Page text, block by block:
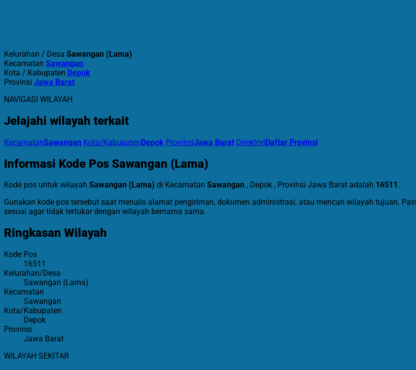
Kelurahan / Desa Sawangan (Lama)
Kecamatan Sawangan
Kota / Kabupaten Depok
Provinsi Jawa Barat
NAVIGASI WILAYAH
Jelajahi wilayah terkait
KecamatanSawangan Kota/KabupatenDepok ProvinsiJawa Barat DirektoriDaftar Provinsi
Informasi Kode Pos Sawangan (Lama)
Kode pos untuk wilayah Sawangan (Lama) di Kecamatan Sawangan , Depok , Provinsi Jawa Barat adalah 16511 .
Gunakan kode pos tersebut saat menulis alamat pengiriman, dokumen administrasi, atau mencari wilayah tujuan.
sesuai agar tidak tertukar dengan wilayah bernama sama.
Ringkasan Wilayah
Kode Pos
16511
Kelurahan/Desa
Sawangan (Lama)
Kecamatan
Sawangan
Kota/Kabupaten
Depok
Provinsi
Jawa Barat
WILAYAH SEKITAR